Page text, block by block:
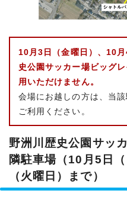
10月3日（金曜日）、10月
史公園サッカー場ビッグ
用いただけません。
会場にお越しの方は、当
ご利用ください。
野洲川歴史公園サッ
隣駐車場（10月5日
（火曜日）まで）